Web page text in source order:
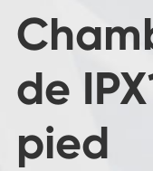
basse température
Humidité Chambre
de
pied